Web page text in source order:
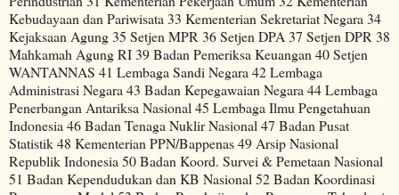
Kebudayaan dan Pariwisata 33 Kementerian Sekretariat Negara 34
Kejaksaan Agung 35 Setjen MPR 36 Setjen DPA 37 Setjen DPR 38
Mahkamah Agung RI 39 Badan Pemeriksa Keuangan 40 Setjen
WANTANNAS 41 Lembaga Sandi Negara 42 Lembaga
Administrasi Negara 43 Badan Kepegawaian Negara 44 Lembaga
Penerbangan Antariksa Nasional 45 Lembaga Ilmu Pengetahuan
Indonesia 46 Badan Tenaga Nuklir Nasional 47 Badan Pusat
Statistik 48 Kementerian PPN/Bappenas 49 Arsip Nasional
Republik Indonesia 50 Badan Koord. Survei & Pemetaan Nasional
51 Badan Kependudukan dan KB Nasional 52 Badan Koordinasi